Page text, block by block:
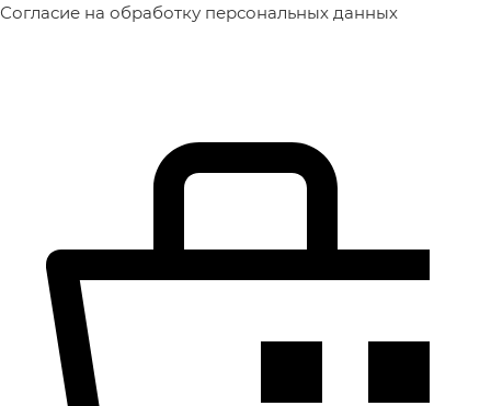
Согласие на обработку персональных данных